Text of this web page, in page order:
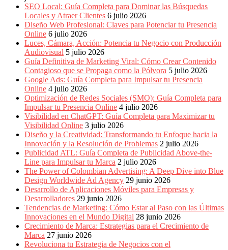
RRPP,
Comerciales,
Periodismo,
Revistas,
Magazines
Periódicos
Producción
Gráfica
Colombia.
SEO Local: Guía Completa para Dominar las Búsquedas
Locales y Atraer Clientes 6 julio 2026
Diseño Web Profesional: Claves para Potenciar tu Presencia
Online 6 julio 2026
Luces, Cámara, Acción: Potencia tu Negocio con Producción
Audiovisual 5 julio 2026
Guía Definitiva de Marketing Viral: Cómo Crear Contenido
Contagioso que se Propaga como la Pólvora 5 julio 2026
Google Ads: Guía Completa para Impulsar tu Presencia
Online 4 julio 2026
Optimización de Redes Sociales (SMO): Guía Completa para
Impulsar tu Presencia Online 4 julio 2026
Visibilidad en ChatGPT: Guía Completa para Maximizar tu
Visibilidad Online 3 julio 2026
Diseño y la Creatividad: Transformando tu Enfoque hacia la
Innovación y la Resolución de Problemas 2 julio 2026
Publicidad ATL: Guía Completa de Publicidad Above-the-
Line para Impulsar tu Marca 2 julio 2026
The Power of Colombian Advertising: A Deep Dive into Blue
Design Worldwide Ad Agency 29 junio 2026
Desarrollo de Aplicaciones Móviles para Empresas y
Desarrolladores 29 junio 2026
Tendencias de Marketing: Cómo Estar al Paso con las Últimas
Innovaciones en el Mundo Digital 28 junio 2026
Crecimiento de Marca: Estrategias para el Crecimiento de
Marca 27 junio 2026
Revoluciona tu Estrategia de Negocios con el